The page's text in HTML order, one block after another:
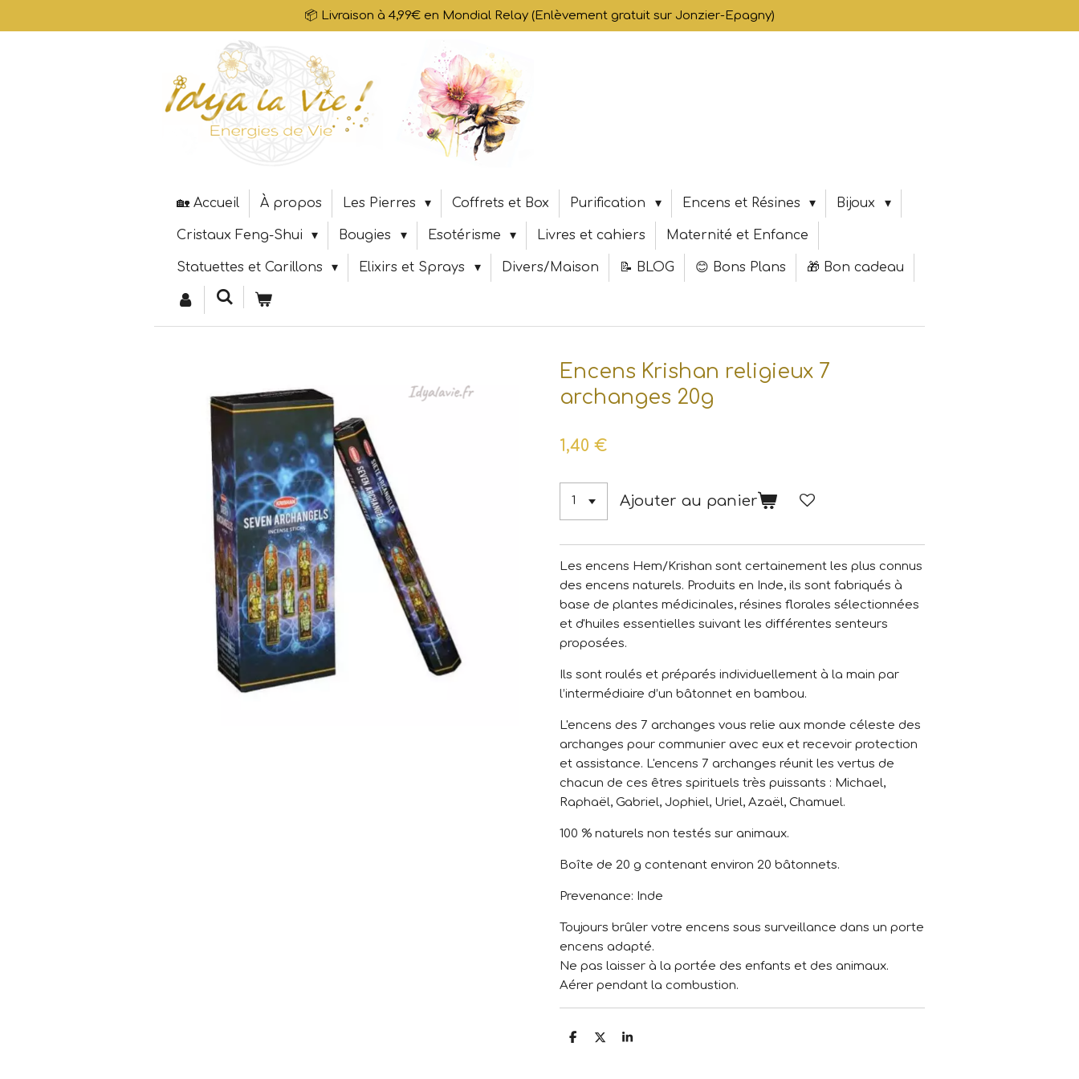
au
📦 Livraison à 4,99€ en Mondial Relay (Enlèvement gratuit sur Jonzier-Epagny)
🏡 Accueil À propos Les Pierres Coffrets et Box Purification Encens et Résines Bijoux
Cristaux Feng-Shui Bougies Esotérisme Livres et cahiers Maternité et Enfance
Statuettes et Carillons Elixirs et Sprays Divers/Maison 📝 BLOG 😊 Bons Plans 🎁 Bon cadeau
Encens Krishan religieux 7
archanges 20g
1,40 €
Ajouter au panier
Les encens Hem/Krishan sont certainement les plus connus
des encens naturels. Produits en Inde, ils sont fabriqués à
base de plantes médicinales, résines florales sélectionnées
et d'huiles essentielles suivant les différentes senteurs
proposées.
Ils sont roulés et préparés individuellement à la main par
l’intermédiaire d’un bâtonnet en bambou.
L'encens des 7 archanges vous relie aux monde céleste des
archanges pour communier avec eux et recevoir protection
et assistance. L'encens 7 archanges réunit les vertus de
chacun de ces êtres spirituels très puissants : Michael,
Raphaël, Gabriel, Jophiel, Uriel, Azaël, Chamuel.
100 % naturels non testés sur animaux.
Boîte de 20 g contenant environ 20 bâtonnets.
Prevenance: Inde
Toujours brûler votre encens sous surveillance dans un porte
encens adapté.
Ne pas laisser à la portée des enfants et des animaux.
Aérer pendant la combustion.
P
P
P